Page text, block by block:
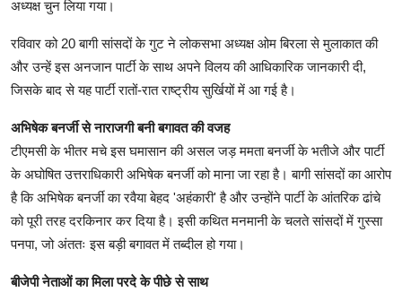
अध्यक्ष चुन लिया गया।
रविवार को 20 बागी सांसदों के गुट ने लोकसभा अध्यक्ष ओम बिरला से मुलाकात की
और उन्हें इस अनजान पार्टी के साथ अपने विलय की आधिकारिक जानकारी दी,
जिसके बाद से यह पार्टी रातों-रात राष्ट्रीय सुर्खियों में आ गई है।
अभिषेक बनर्जी से नाराजगी बनी बगावत की वजह
टीएमसी के भीतर मचे इस घमासान की असल जड़ ममता बनर्जी के भतीजे और पार्टी
के अघोषित उत्तराधिकारी अभिषेक बनर्जी को माना जा रहा है। बागी सांसदों का आरोप
है कि अभिषेक बनर्जी का रवैया बेहद 'अहंकारी' है और उन्होंने पार्टी के आंतरिक ढांचे
को पूरी तरह दरकिनार कर दिया है। इसी कथित मनमानी के चलते सांसदों में गुस्सा
पनपा, जो अंततः इस बड़ी बगावत में तब्दील हो गया।
बीजेपी नेताओं का मिला परदे के पीछे से साथ